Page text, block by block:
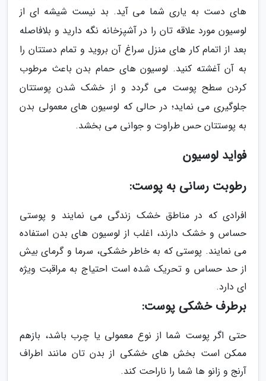
های دست به یاری شما می آید. بد نیست شیشه ای از
لوسیون مورد علاقه تان را در آشپزخانه نگه دارید و بلافاصله
بعد از اتمام کار های منزل سراغ آن بروید و تمام دستتان را
به آن آغشته کنید. لوسیون های حمام بدن باعث مرطوب
کردن سطح پوست می گردد و از خشک شدن پوستتان
جلوگیری می نماید؛ در حالی که لوسیون های معمولی بدن
به پوستتان حس طراوت و جوانی می بخشد.
فواید لوسیون
رطوبت رسانی به پوست:
افرادی که در مناطق خشک زندگی می نمایند و پوستی
حساس و خشک دارند، اغلب از لوسیون های بدن استفاده
می نمایند. پوستی که به خاطر خشکی، سرما و گرمای بیش
از حد حساس و تحریک شده است احتیاج به مراقبت ویژه
ای دارد.
برطرف خشکی پوست:
حتی اگر پوست شما از نوع معمولی یا چرب باشد، بازهم
ممکن است بخش های خشکی از بدن تان مانند اطراف
آرنج و زانو ها شما را ناراحت کند.